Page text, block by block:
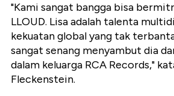
"Kami sangat bangga bisa
LLOUD. Lisa adalah talenta
kekuatan global yang tak
sangat senang menyambut dia
dalam keluarga RCA Records,"
Fleckenstein.